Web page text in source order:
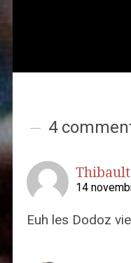
4
Thibault
14
Euh les Dodoz